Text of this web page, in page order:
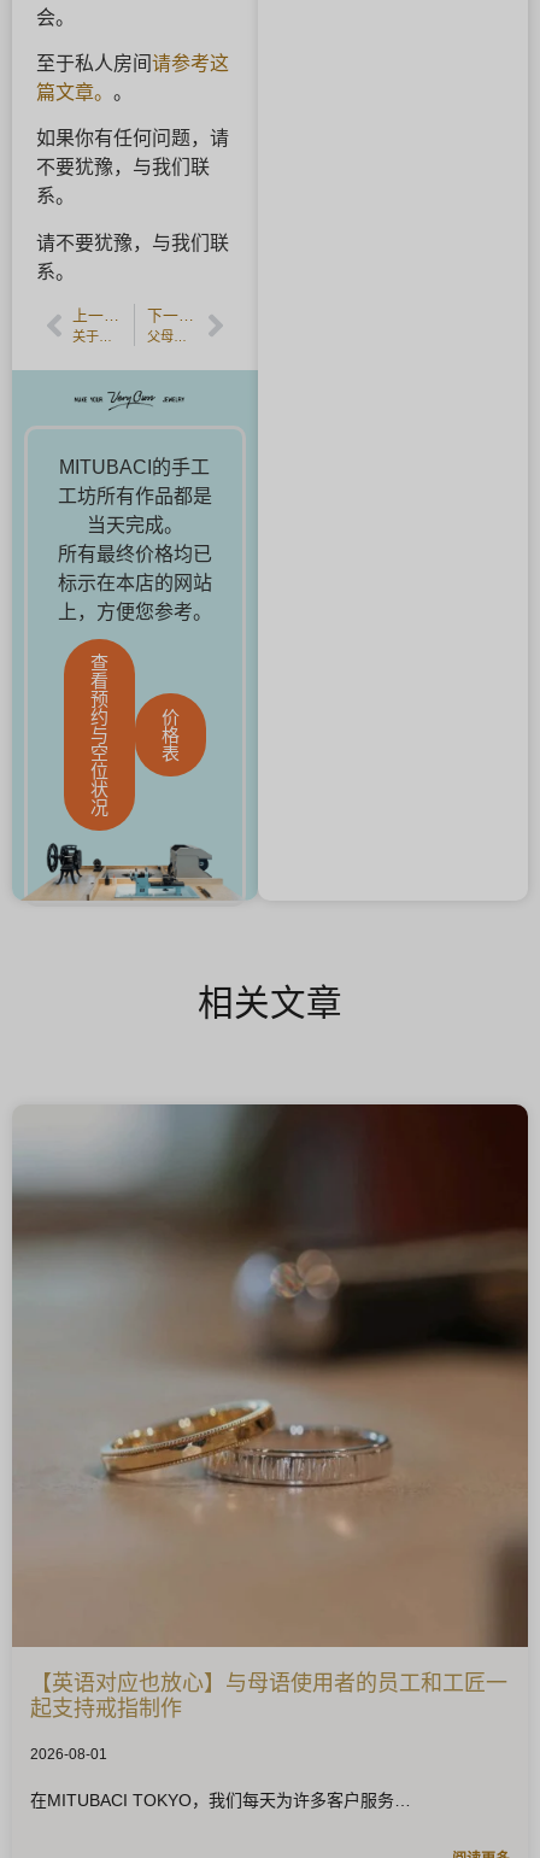
会。
至于私人房间 请参考这
篇文章。 。
如果你有任何问题，请
不要犹豫，与我们联
系。
请不要犹豫，与我们联
系。
上一篇文章 下一篇文章
MITUBACI的手工
工坊所有作品都是
当天完成。
所有最终价格均已
标示在本店的网站
上，方便您参考。
查
看
预
约
与
空
位
状
况
价
格
表
相关文章
【英语对应也放心】与母语使用者的员工和工匠一
起支持戒指制作
2026-08-01
在MITUBACI TOKYO，我们每天为许多客户服务